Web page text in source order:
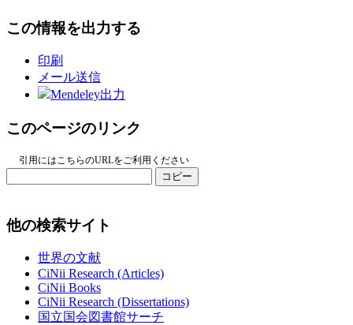
この情報を出力する
印刷
メール送信
Mendeley出力
このページのリンク
引用にはこちらのURLをご利用ください
コピー
他の検索サイト
世界の文献
CiNii Research (Articles)
CiNii Books
CiNii Research (Dissertations)
国立国会図書館サーチ